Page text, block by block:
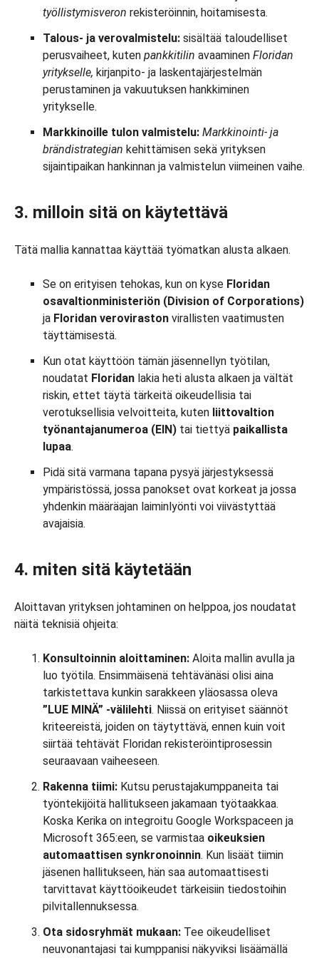
työllistymisveron rekisteröinnin, hoitamisesta.
Talous- ja verovalmistelu: sisältää taloudelliset
perusvaiheet, kuten pankkitilin avaaminen Floridan
yritykselle, kirjanpito- ja laskentajärjestelmän
perustaminen ja vakuutuksen hankkiminen
yritykselle.
Markkinoille tulon valmistelu: Markkinointi- ja
brändistrategian kehittämisen sekä yrityksen
sijaintipaikan hankinnan ja valmistelun viimeinen vaihe.
3. milloin sitä on käytettävä
Tätä mallia kannattaa käyttää työmatkan alusta alkaen.
Se on erityisen tehokas, kun on kyse Floridan
osavaltionministeriön (Division of Corporations)
ja Floridan veroviraston virallisten vaatimusten
täyttämisestä.
Kun otat käyttöön tämän jäsennellyn työtilan,
noudatat Floridan lakia heti alusta alkaen ja vältät
riskin, ettet täytä tärkeitä oikeudellisia tai
verotuksellisia velvoitteita, kuten liittovaltion
työnantajanumeroa (EIN) tai tiettyä paikallista
lupaa.
Pidä sitä varmana tapana pysyä järjestyksessä
ympäristössä, jossa panokset ovat korkeat ja jossa
yhdenkin määräajan laiminlyönti voi viivästyttää
avajaisia.
4. miten sitä käytetään
Aloittavan yrityksen johtaminen on helppoa, jos noudatat
näitä teknisiä ohjeita:
Konsultoinnin aloittaminen: Aloita mallin avulla ja
luo työtila. Ensimmäisenä tehtävänäsi olisi aina
tarkistettava kunkin sarakkeen yläosassa oleva
”LUE MINÄ” -välilehti. Niissä on erityiset säännöt
kriteereistä, joiden on täytyttävä, ennen kuin voit
siirtää tehtävät Floridan rekisteröintiprosessin
seuraavaan vaiheeseen.
Rakenna tiimi: Kutsu perustajakumppaneita tai
työntekijöitä hallitukseen jakamaan työtaakkaa.
Koska Kerika on integroitu Google Workspaceen ja
Microsoft 365:een, se varmistaa oikeuksien
automaattisen synkronoinnin. Kun lisäät tiimin
jäsenen hallitukseen, hän saa automaattisesti
tarvittavat käyttöoikeudet tärkeisiin tiedostoihin
pilvitallennuksessa.
Ota sidosryhmät mukaan: Tee oikeudelliset
neuvonantajasi tai kumppanisi näkyviksi lisäämällä